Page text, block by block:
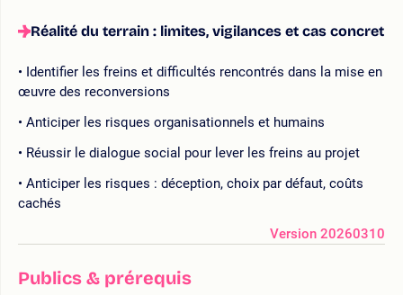
Réalité du terrain : limites, vigilances et cas concret
Identifier les freins et difficultés rencontrés dans la mise en
œuvre des reconversions
Anticiper les risques organisationnels et humains
Réussir le dialogue social pour lever les freins au projet
Anticiper les risques : déception, choix par défaut, coûts
cachés
Version 20260310
Publics & prérequis